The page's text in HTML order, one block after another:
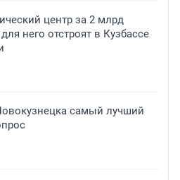
центр за 2 млрд
него отстроят в Кузбассе
самый лучший